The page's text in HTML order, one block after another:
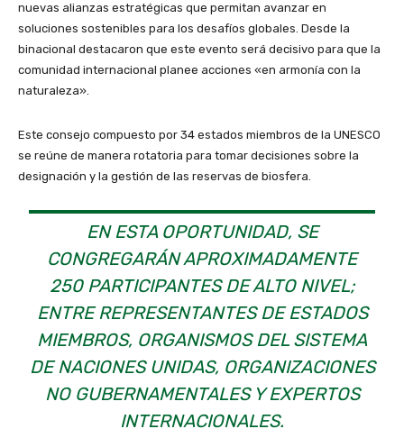
nuevas alianzas estratégicas que permitan avanzar en
soluciones sostenibles para los desafíos globales. Desde la
binacional destacaron que este evento será decisivo para que la
comunidad internacional planee acciones «en armonía con la
naturaleza».
Este consejo compuesto por 34 estados miembros de la UNESCO
se reúne de manera rotatoria para tomar decisiones sobre la
designación y la gestión de las reservas de biosfera.
EN ESTA OPORTUNIDAD, SE
CONGREGARÁN APROXIMADAMENTE
250 PARTICIPANTES DE ALTO NIVEL;
ENTRE REPRESENTANTES DE ESTADOS
MIEMBROS, ORGANISMOS DEL SISTEMA
DE NACIONES UNIDAS, ORGANIZACIONES
NO GUBERNAMENTALES Y EXPERTOS
INTERNACIONALES.